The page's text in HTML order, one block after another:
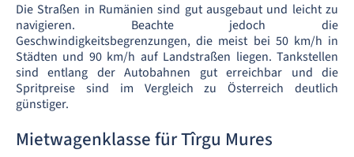
Die Straßen in Rumänien sind gut ausgebaut und leicht zu
navigieren. Beachte jedoch die
Geschwindigkeitsbegrenzungen, die meist bei 50 km/h in
Städten und 90 km/h auf Landstraßen liegen. Tankstellen
sind entlang der Autobahnen gut erreichbar und die
Spritpreise sind im Vergleich zu Österreich deutlich
günstiger.
Mietwagenklasse für Tîrgu Mures